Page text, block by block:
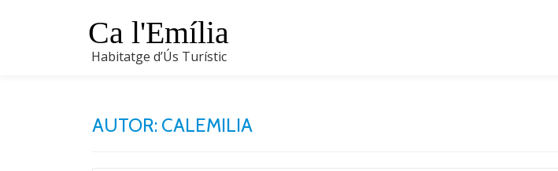
Ca l'Emília
Habitatge d’Ús Turístic
AUTOR: CALEMILIA